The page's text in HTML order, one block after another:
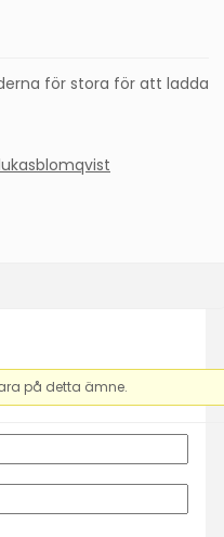
för stora för att ladda
på detta ämne.